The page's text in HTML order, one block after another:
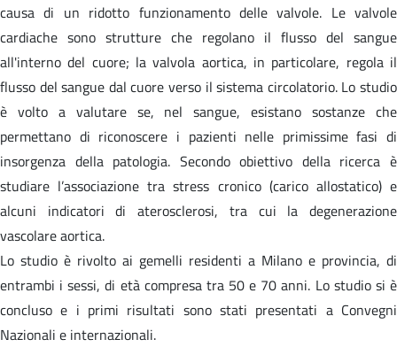
causa di un ridotto funzionamento delle valvole. Le valvole
cardiache sono strutture che regolano il flusso del sangue
all'interno del cuore; la valvola aortica, in particolare, regola il
flusso del sangue dal cuore verso il sistema circolatorio. Lo studio
è volto a valutare se, nel sangue, esistano sostanze che
permettano di riconoscere i pazienti nelle primissime fasi di
insorgenza della patologia. Secondo obiettivo della ricerca è
studiare l’associazione tra stress cronico (carico allostatico) e
alcuni indicatori di aterosclerosi, tra cui la degenerazione
vascolare aortica.
Lo studio è rivolto ai gemelli residenti a Milano e provincia, di
entrambi i sessi, di età compresa tra 50 e 70 anni. Lo studio si è
concluso e i primi risultati sono stati presentati a Convegni
Nazionali e internazionali.